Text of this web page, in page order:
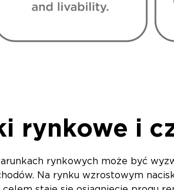
rynkowe i
rynkowych może być
Na rynku wzrostowym